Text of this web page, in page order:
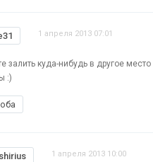
1 апреля 2013 07:01
залить куда-нибудь в другое
:)
1 апреля 2013 10:00